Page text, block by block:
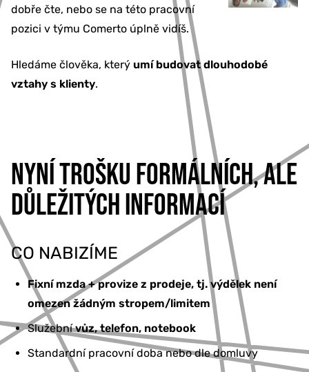
dobře čte, nebo se na této pracovní
pozici v týmu Comerto úplně vidíš.
Hledáme člověka, který umí budovat dlouhodobé
vztahy s klienty.
NYNÍ TROŠKU FORMÁLNÍCH, ALE
DŮLEŽITÝCH INFORMACÍ
CO NABIZÍME
Fixní mzda + provize z prodeje, tj. výdělek není
omezen žádným stropem/limitem
Služebnívůz, telefon, notebook
Standardní pracovní doba nebo dle domluvy